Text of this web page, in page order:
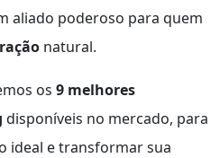
aliado poderoso para quem
natural.
os 9 melhores
disponíveis no mercado, para
ideal e transformar sua